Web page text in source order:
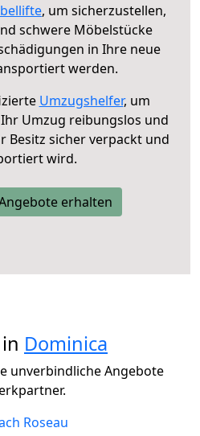
, um sicherzustellen,
schwere Möbelstücke
in Ihre neue
werden.
Umzugshelfer, um
Umzug reibungslos und
Besitz sicher verpackt und
wird.
erhalten
Dominica
unverbindliche Angebote
Roseau